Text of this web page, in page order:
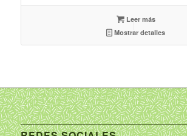
Leer más
Mostrar detalles